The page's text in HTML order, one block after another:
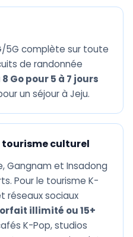
5G complète sur toute
de randonnée
Go pour 5 à 7 jours
un séjour à Jeju.
tourisme culturel
Gangnam et Insadong
Pour le tourisme K-
réseaux sociaux
illimité ou 15+
K-Pop, studios